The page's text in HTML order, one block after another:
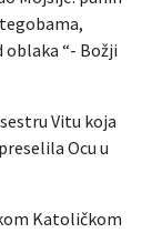
“- Božji
Vitu koja
Ocu u
Katoličkom